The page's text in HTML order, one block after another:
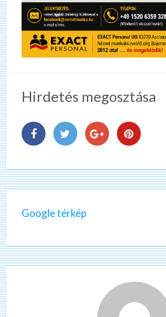
Hirdetés megosztása
Google térkép